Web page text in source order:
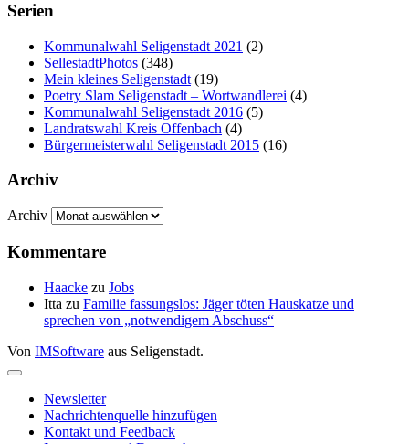
Serien
Kommunalwahl Seligenstadt 2021 (2)
SellestadtPhotos (348)
Mein kleines Seligenstadt (19)
Poetry Slam Seligenstadt – Wortwandlerei (4)
Kommunalwahl Seligenstadt 2016 (5)
Landratswahl Kreis Offenbach (4)
Bürgermeisterwahl Seligenstadt 2015 (16)
Archiv
Archiv
Kommentare
Haacke zu Jobs
Itta zu Familie fassungslos: Jäger töten Hauskatze und
sprechen von „notwendigem Abschuss“
Von IMSoftware aus Seligenstadt.
Newsletter
Nachrichtenquelle hinzufügen
Kontakt und Feedback